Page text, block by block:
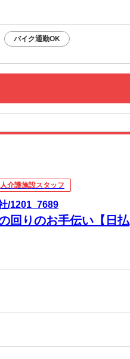
バイク通勤OK
介護施設スタッフ
/1201_7689
回りのお手伝い【日払